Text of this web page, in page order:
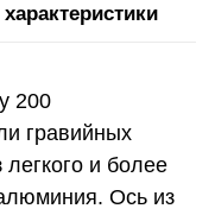
200
гравийных
и более
Ось из